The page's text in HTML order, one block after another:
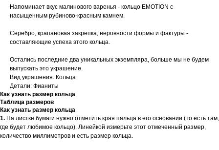
Напоминает вкус малинового варенья - кольцо EMOTION с
насыщенным рубиново-красным камнем.
Серебро, крапановая закрепка, неровности формы и фактуры -
составляющие успеха этого кольца.
Остались последние два уникальных экземпляра, больше мы не будем
выпускать это украшение.
Вид украшения: Кольца
Детали: Фианиты
Как узнать размер кольца
Таблица размеров
Как узнать размер кольца
1. На листке бумаги нужно отметить края пальца в его основании (то есть там,
где будет любимое кольцо). Линейкой измерьте этот отмеченный размер,
количество миллиметров и есть размер кольца.